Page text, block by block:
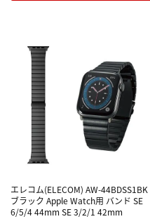
エレコム(ELECOM) AW-44BDSS1BK
ブラック Apple Watch用 バンド SE
6/5/4 44mm SE 3/2/1 42mm